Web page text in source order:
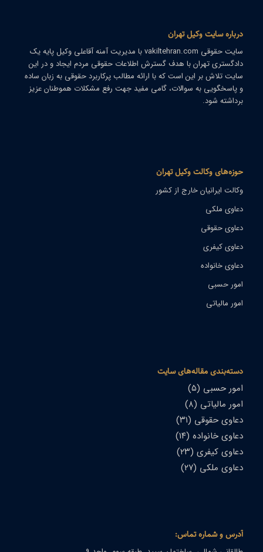
درباره سایت وکیل تهران
سایت حقوقی vakiltehran.comبا مدیریتآمنه آقاعلی وکیل پایه یک
دادگستری تهران با هدف گسترش اطلاعات حقوقی مردم ایجاد و در این
سایت تلاش بر این است که با ارائه مطالب پرکاربرد حقوقی به زبان ساده
و پاسخگویی به سوالات، گامی مفید جهت رفع مشکلات هموطنان عزیز
برداشته شود.
حوزه‌های وکالت وکیل تهران
وکالت ایرانیان خارج از کشور
دعاوی ملکی
دعاوی حقوقی
دعاوی کیفری
دعاوی خانواده
امور حسبی
امور مالیاتی
دسته‌بندی مقاله‌های سایت
امور حسبی (۵)
امور مالیاتی (۸)
دعاوی حقوقی (۳۱)
دعاوی خانواده(۱۴)
دعاوی کیفری(۲۳)
دعاوی ملکی (۲۷)
آدرس و شماره تماس: